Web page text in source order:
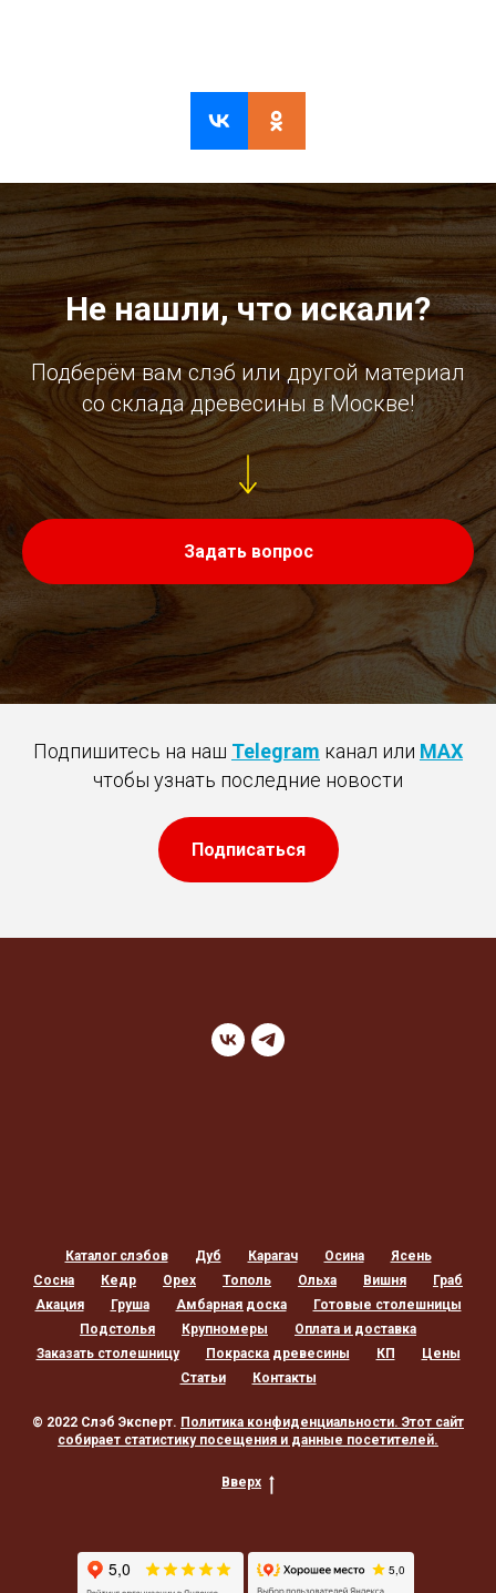
Не нашли, что искали?
Подберём вам слэб или другой материал
со склада древесины в Москве!
Задать вопрос
Подпишитесь на наш Telegram канал или MAX
чтобы узнать последние новости
Подписаться
Каталог слэбов Дуб Карагач Осина
Ясень
Сосна
Кедр Орех Тополь Ольха Вишня
Граб
Акация
Груша Амбарная доска
Готовые столешницы
Подстолья
Крупномеры
Оплата и доставка
Заказать столешницу
Покраска древесины КП
Цены
Статьи
Контакты
© 2022 Слэб Эксперт. Политика конфиденциальности. Этот сайт
собирает статистику посещения и данные посетителей.
Вверх